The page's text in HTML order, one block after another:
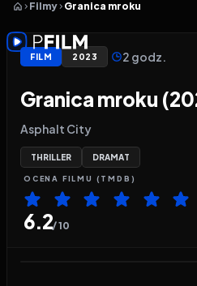
Filmy Granica mroku
FILM 2023 2 godz.
Granica mroku
Asphalt City
THRILLER DRAMAT
OCENA FILMU (TMDB)
6.2/ 10